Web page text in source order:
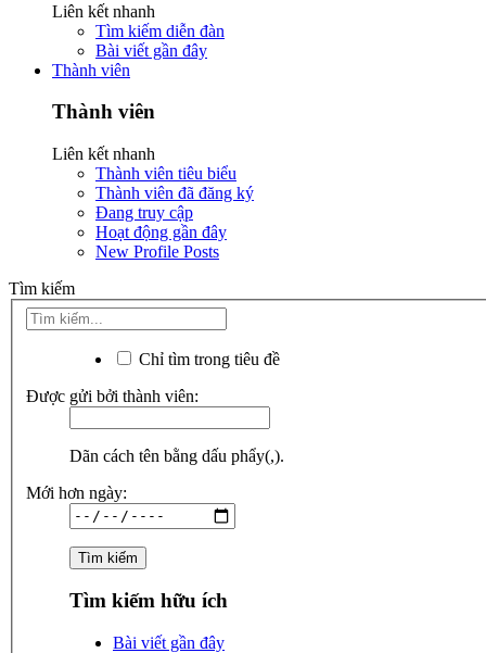
Liên kết nhanh
Tìm kiếm diễn đàn
Bài viết gần đây
Thành viên
Thành viên
Liên kết nhanh
Thành viên tiêu biểu
Thành viên đã đăng ký
Đang truy cập
Hoạt động gần đây
New Profile Posts
Tìm kiếm
Chỉ tìm trong tiêu đề
Được gửi bởi thành viên:
Dãn cách tên bằng dấu phẩy(,).
Mới hơn ngày:
Tìm kiếm hữu ích
Bài viết gần đây